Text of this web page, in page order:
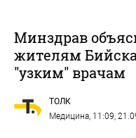
Минздрав
жителям
"узким" врачам
ТОЛК
Медицина , 11:09,